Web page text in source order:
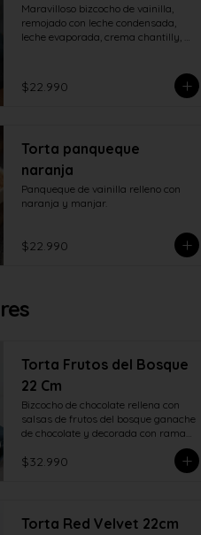
Maravilloso bizcocho de vainilla,
remojado con leche condensada,
leche evaporada, crema chantilly,
$22.990
Torta panqueque
naranja
Panqueque de vainilla relleno con
naranja y manjar.
$22.990
Torta Frutos del Bosque
22 Cm
Bizcocho de chocolate rellena con
salsas de frutos del bosque ganache
de chocolate y decorada con ramas
$32.990
Torta Red Velvet 22cm